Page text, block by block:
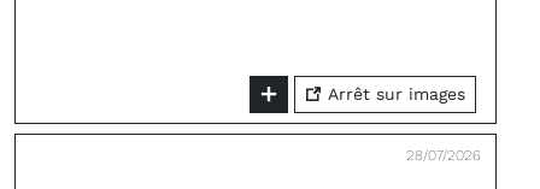
Arrêt sur images
28/07/2026